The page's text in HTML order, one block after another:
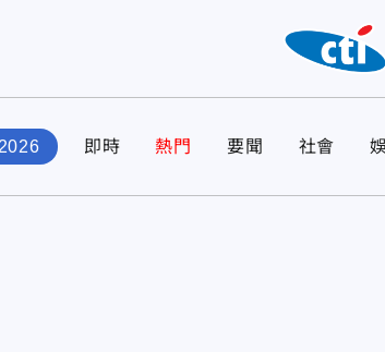
即時 熱門 要聞 社會